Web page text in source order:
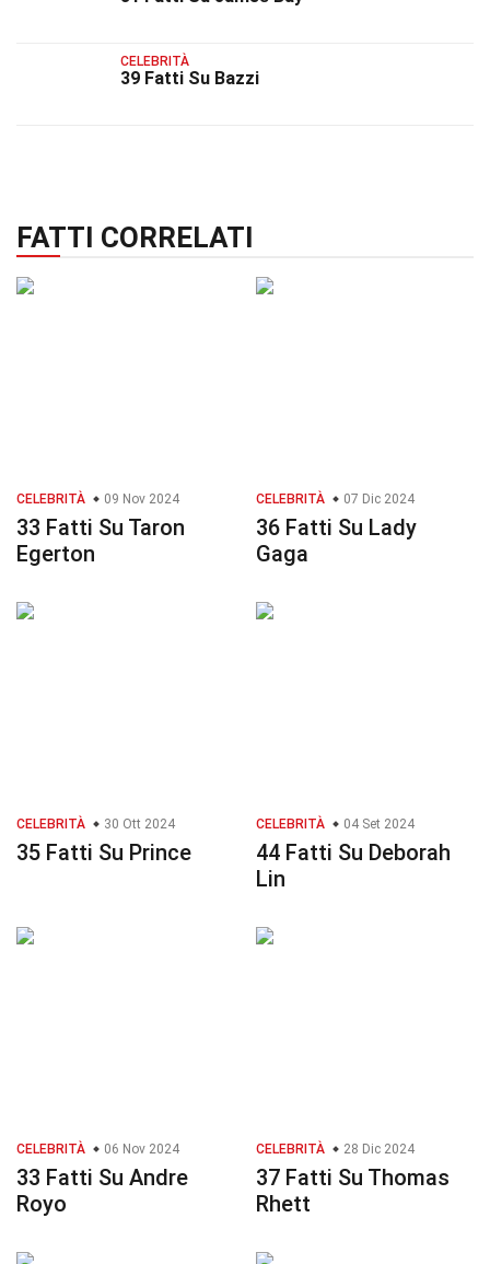
CELEBRITÀ
39 Fatti Su Bazzi
FATTI CORRELATI
CELEBRITÀ 09 Nov 2024
33 Fatti Su Taron
Egerton
CELEBRITÀ 07 Dic 2024
36 Fatti Su Lady
Gaga
CELEBRITÀ 30 Ott 2024
35 Fatti Su Prince
CELEBRITÀ 04 Set 2024
44 Fatti Su Deborah
Lin
CELEBRITÀ 06 Nov 2024
33 Fatti Su Andre
Royo
CELEBRITÀ 28 Dic 2024
37 Fatti Su Thomas
Rhett